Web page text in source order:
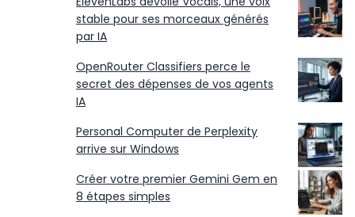
stable pour ses morceaux générés
par IA
OpenRouter Classifiers perce le
secret des dépenses de vos agents
IA
Personal Computer de Perplexity
arrive sur Windows
Créer votre premier Gemini Gem en
8 étapes simples